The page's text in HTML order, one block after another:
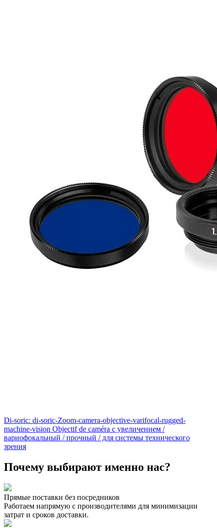
Di-soric: di-soric-Zoom-camera-objective-varifocal-rugged-
machine-vision Objectif de caméra с увеличением /
вариофокальный / прочный / для системы технического
зрения
Почему выбирают именно нас?
Прямые поставки без посредников
Работаем напрямую с производителями для минимизации
затрат и сроков доставки.